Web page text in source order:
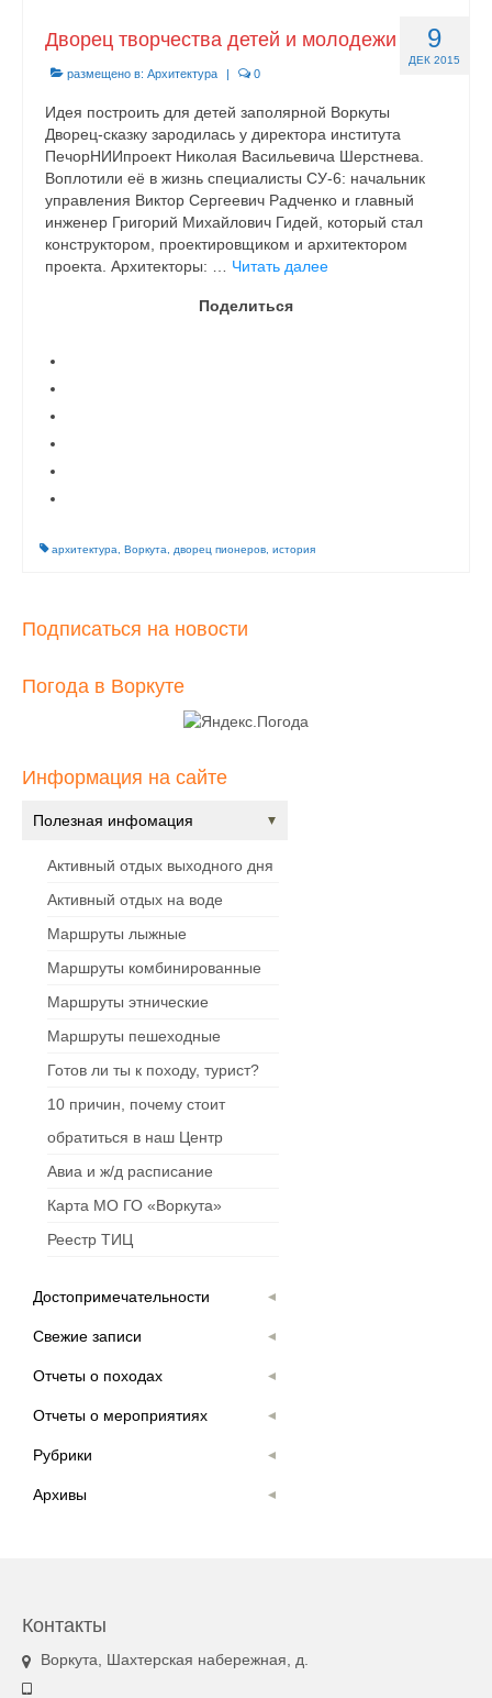
9
ДЕК 2015
Дворец творчества детей и молодежи
размещено в: Архитектура | 0
Идея построить для детей заполярной Воркуты
Дворец-сказку зародилась у директора института
ПечорНИИпроект Николая Васильевича Шерстнева.
Воплотили её в жизнь специалисты СУ-6: начальник
управления Виктор Сергеевич Радченко и главный
инженер Григорий Михайлович Гидей, который стал
конструктором, проектировщиком и архитектором
проекта. Архитекторы: … Читать далее
Поделиться
архитектура Воркута дворец пионеров история
Подписаться на новости
Погода в Воркуте
Информация на сайте
Полезная инфомация
Активный отдых выходного дня
Активный отдых на воде
Маршруты лыжные
Маршруты комбинированные
Маршруты этнические
Маршруты пешеходные
Готов ли ты к походу, турист?
10 причин, почему стоит
обратиться в наш Центр
Авиа и ж/д расписание
Карта МО ГО «Воркута»
Реестр ТИЦ
Достопримечательности
Свежие записи
Отчеты о походах
Отчеты о мероприятиях
Рубрики
Архивы
Контакты
Воркута, Шахтерская набережная, д.